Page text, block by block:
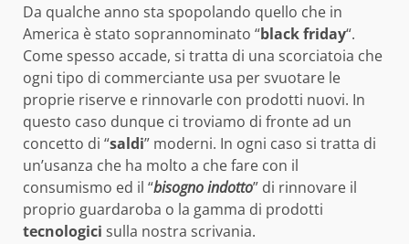
Da qualche anno sta spopolando quello che in
America è stato soprannominato “black friday“.
Come spesso accade, si tratta di una scorciatoia che
ogni tipo di commerciante usa per svuotare le
proprie riserve e rinnovarle con prodotti nuovi. In
questo caso dunque ci troviamo di fronte ad un
concetto di “saldi” moderni. In ogni caso si tratta di
un’usanza che ha molto a che fare con il
consumismo ed il “bisogno indotto” di rinnovare il
proprio guardaroba o la gamma di prodotti
tecnologici sulla nostra scrivania.